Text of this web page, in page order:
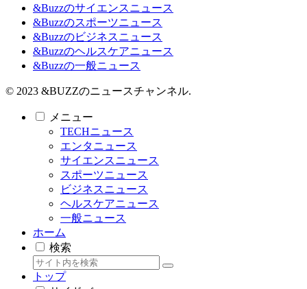
&Buzzのサイエンスニュース
&Buzzのスポーツニュース
&Buzzのビジネスニュース
&Buzzのヘルスケアニュース
&Buzzの一般ニュース
© 2023 &BUZZのニュースチャンネル.
メニュー
TECHニュース
エンタニュース
サイエンスニュース
スポーツニュース
ビジネスニュース
ヘルスケアニュース
一般ニュース
ホーム
検索
トップ